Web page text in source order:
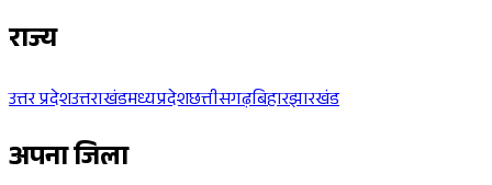
राज्य
उत्तर प्रदेशउत्तराखंडमध्यप्रदेशछत्तीसगढ़बिहारझारखंड
अपना जिला